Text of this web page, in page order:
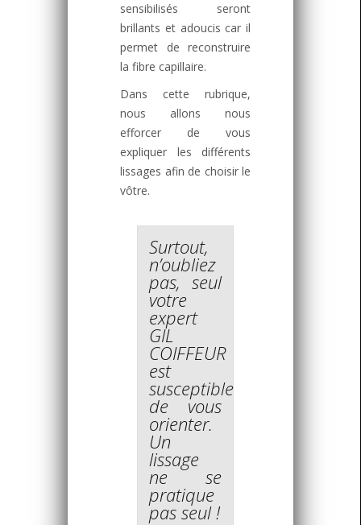
sensibilisés seront
brillants et adoucis car il
permet de reconstruire
la fibre capillaire.
Dans cette rubrique,
nous allons nous
efforcer de vous
expliquer les différents
lissages afin de choisir le
vôtre.
Surtout,
n’oubliez
pas, seul
votre
expert
GIL
COIFFEUR
est
susceptible
de vous
orienter.
Un
lissage
ne se
pratique
pas seul !